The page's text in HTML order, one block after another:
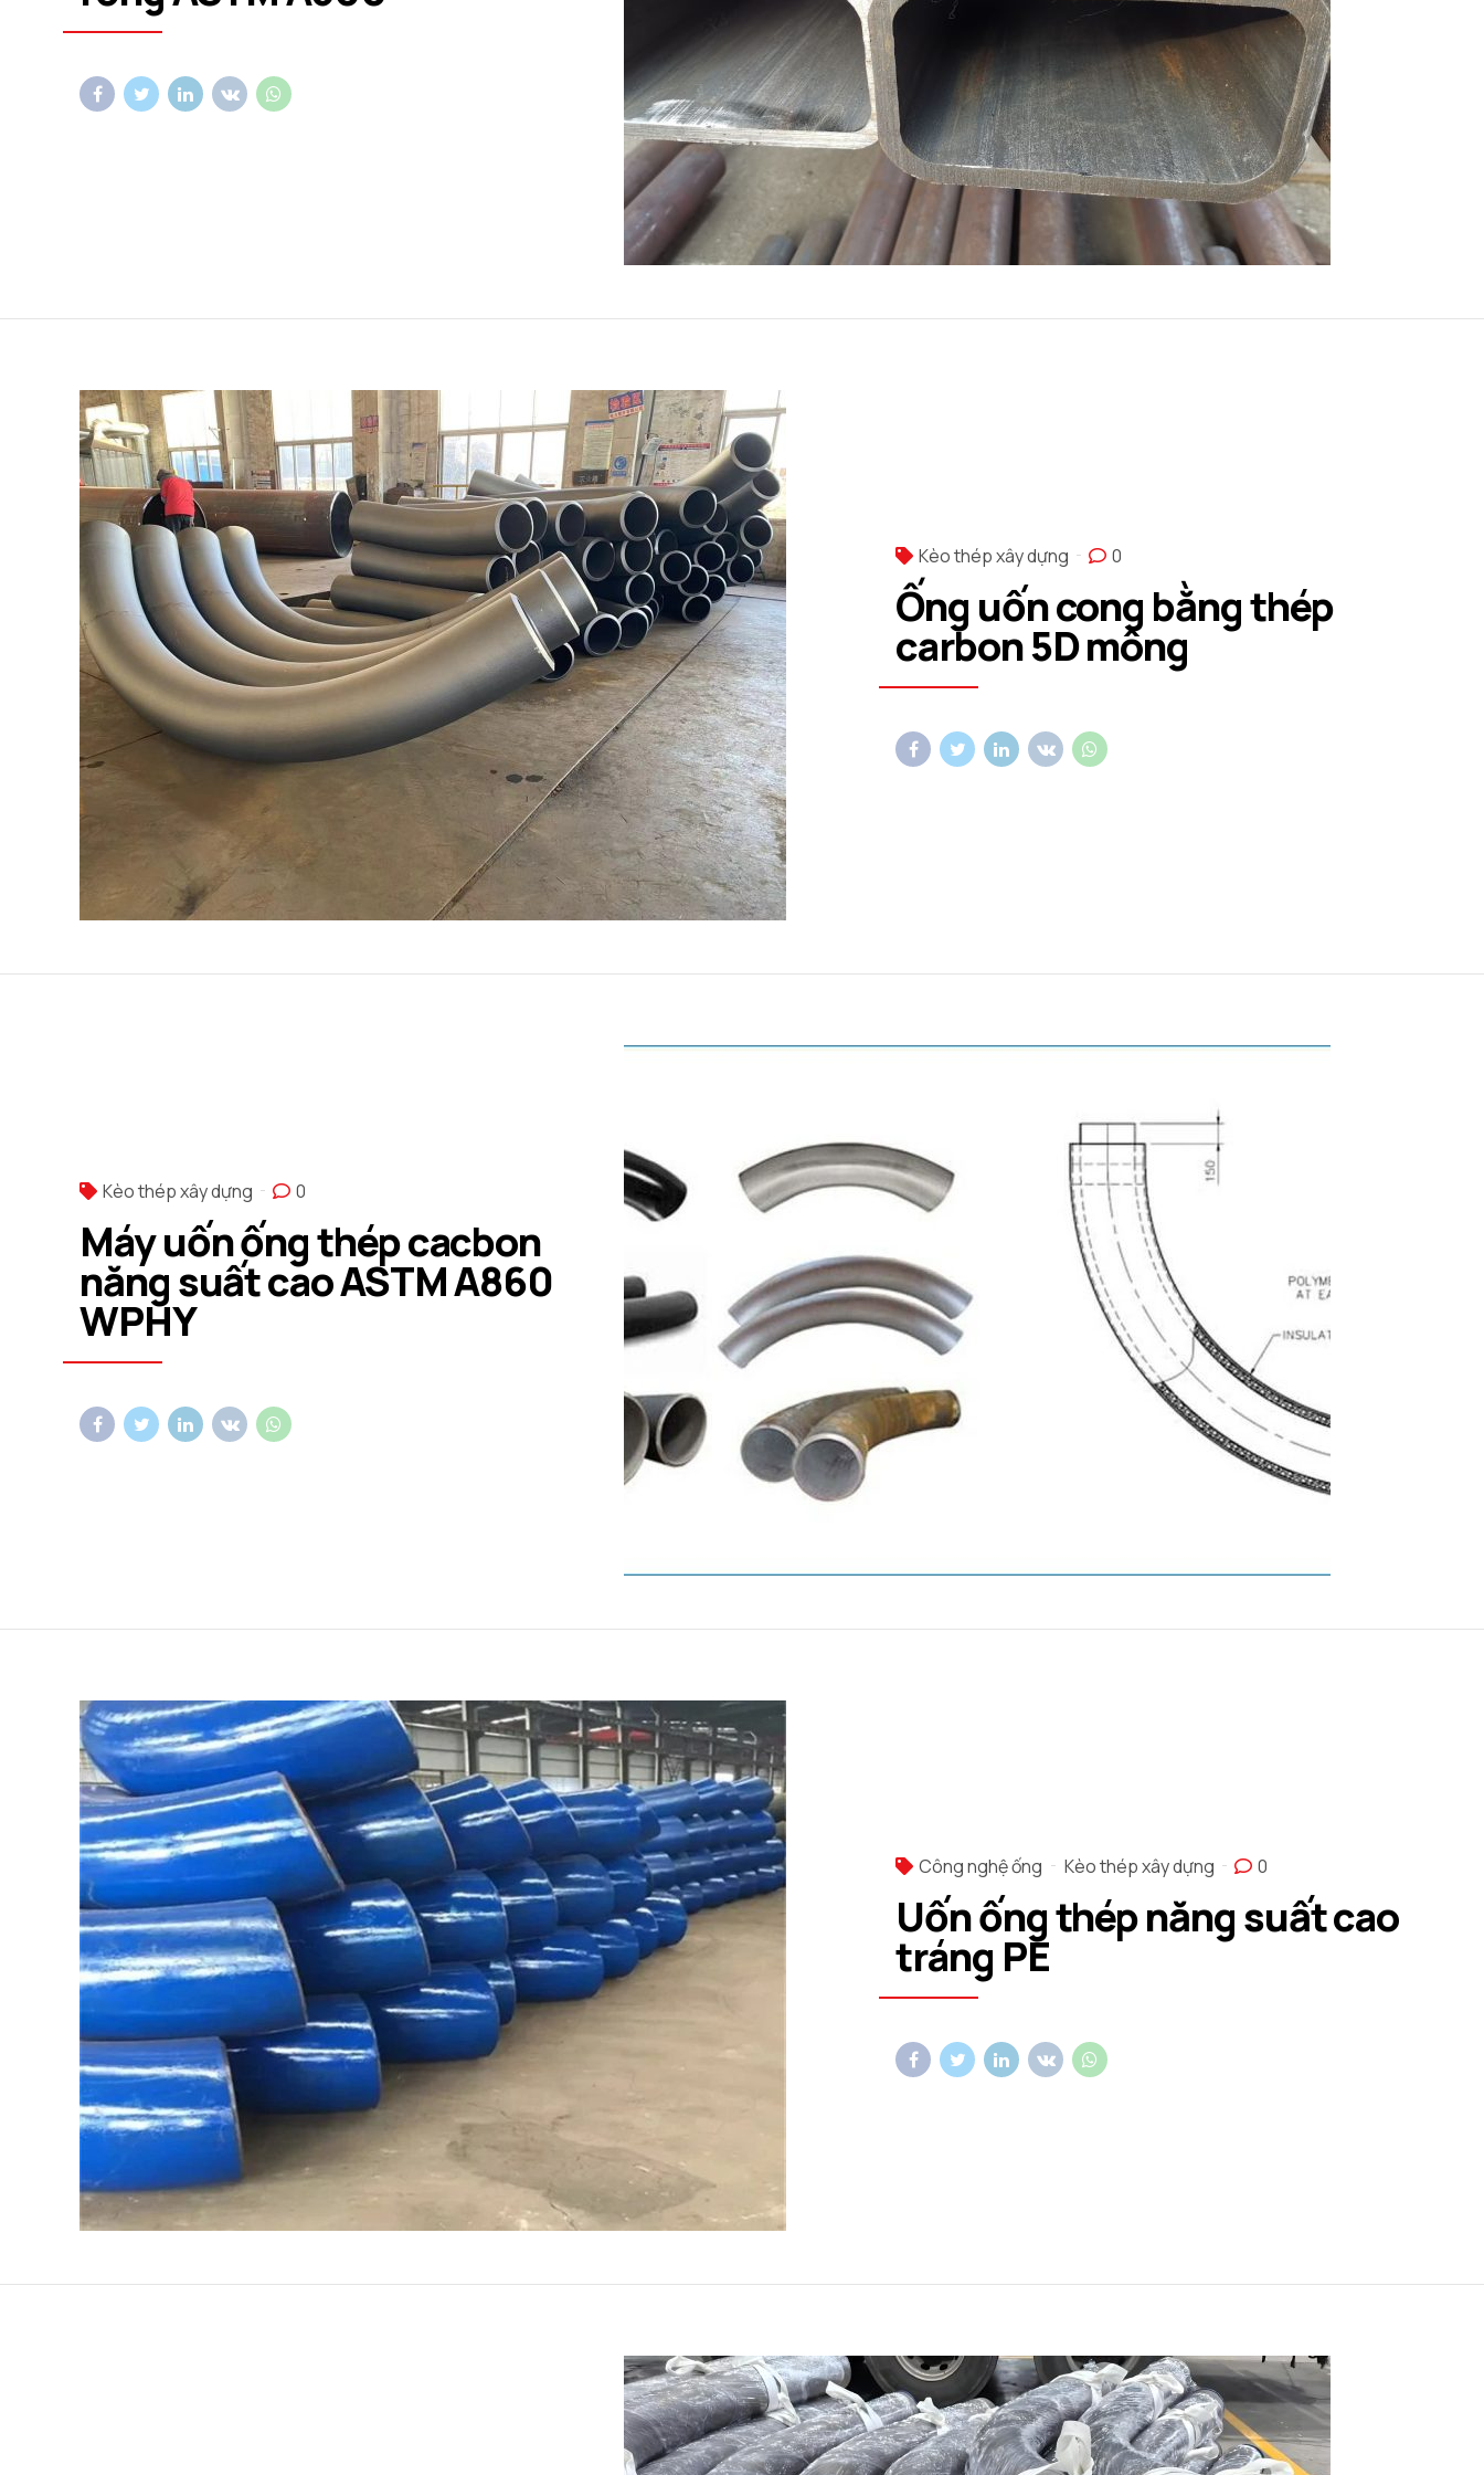
Kèo thép xây dựng 0
Ống uốn cong bằng thép
carbon 5D mông
Kèo thép xây dựng 0
Máy uốn ống thép cacbon
năng suất cao ASTM A860
WPHY
Công nghệ ống Kèo thép xây dựng 0
Uốn ống thép năng suất cao
tráng PE